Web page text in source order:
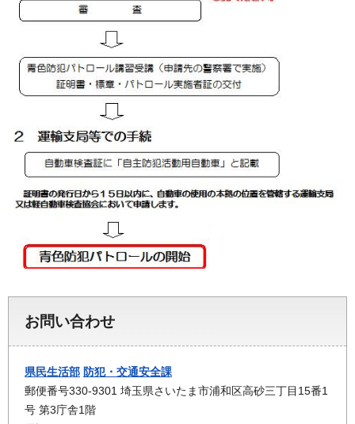
お問い合わせ
県民生活部 防犯・交通安全課
郵便番号330-9301 埼玉県さいたま市浦和区高砂三丁目15番1
号 第3庁舎1階